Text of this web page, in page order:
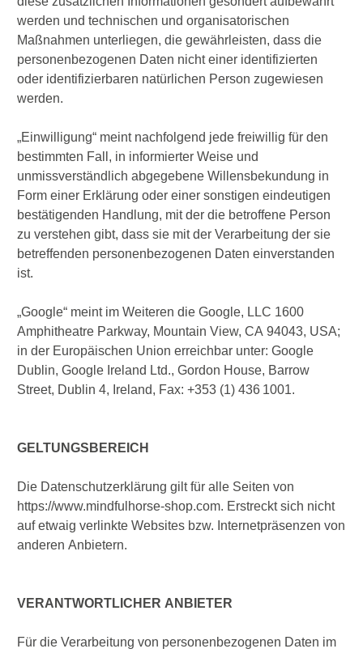
werden und technischen und organisatorischen
Maßnahmen unterliegen, die gewährleisten, dass die
personenbezogenen Daten nicht einer identifizierten
oder identifizierbaren natürlichen Person zugewiesen
werden.
„Einwilligung“ meint nachfolgend jede freiwillig für den
bestimmten Fall, in informierter Weise und
unmissverständlich abgegebene Willensbekundung in
Form einer Erklärung oder einer sonstigen eindeutigen
bestätigenden Handlung, mit der die betroffene Person
zu verstehen gibt, dass sie mit der Verarbeitung der sie
betreffenden personenbezogenen Daten einverstanden
ist.
„Google“ meint im Weiteren die Google, LLC 1600
Amphitheatre Parkway, Mountain View, CA 94043, USA;
in der Europäischen Union erreichbar unter: Google
Dublin, Google Ireland Ltd., Gordon House, Barrow
Street, Dublin 4, Ireland, Fax: +353 (1) 436 1001.
GELTUNGSBEREICH
Die Datenschutzerklärung gilt für alle Seiten von
https://www.mindfulhorse-shop.com. Erstreckt sich nicht
auf etwaig verlinkte Websites bzw. Internetpräsenzen von
anderen Anbietern.
VERANTWORTLICHER ANBIETER
Für die Verarbeitung von personenbezogenen Daten im